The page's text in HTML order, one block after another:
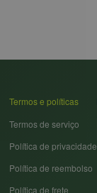
Termos e políticas
Termos de serviço
Política de privacidade
Política de reembolso
Política de frete